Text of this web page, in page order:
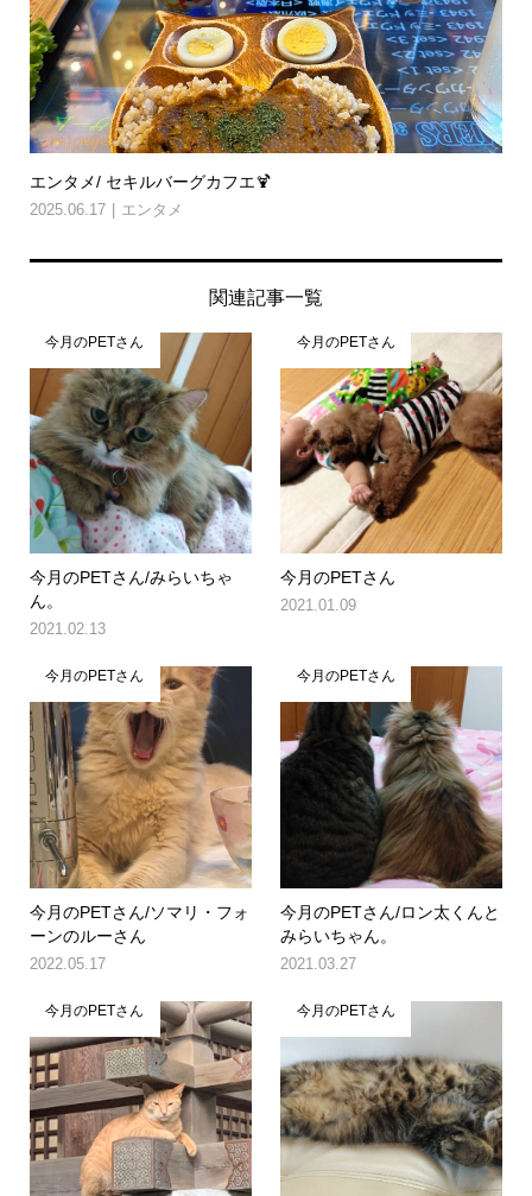
エンタメ/ セキルバーグカフエ🍹
2025.06.17 エンタメ
関連記事一覧
今月のPETさん
今月のPETさん/みらいちゃ
ん。
2021.02.13
今月のPETさん
今月のPETさん
2021.01.09
今月のPETさん
今月のPETさん/ソマリ・フォ
ーンのルーさん
2022.05.17
今月のPETさん
今月のPETさん/ロン太くんと
みらいちゃん。
2021.03.27
今月のPETさん 今月のPETさん